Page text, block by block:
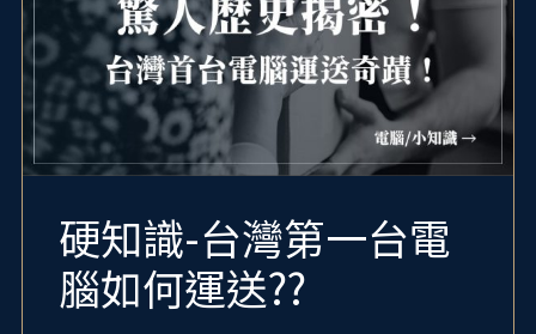
硬知識-台灣第一台電
腦如何運送??